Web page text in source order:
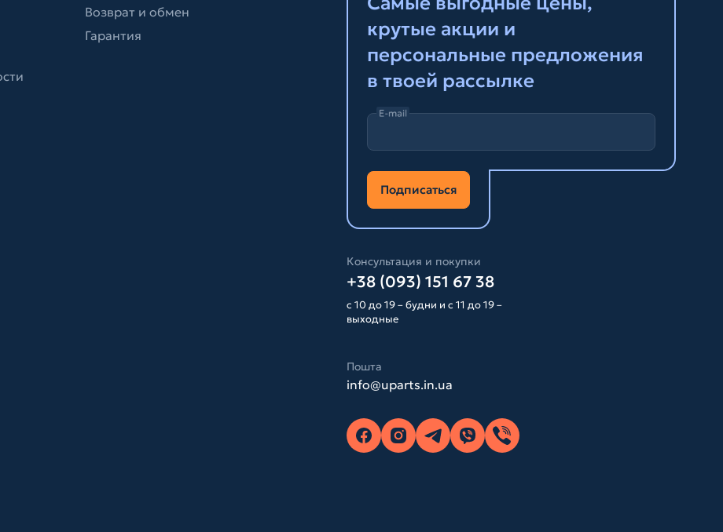
Возврат и обмен
Гарантия
крутые акции и
персональные предложения
в твоей рассылке
E-mail
Подписаться
Консультация и покупки
+38 (093) 151 67 38
с 10 до 19 – будни и с 11 до 19 –
выходные
Пошта
info@uparts.in.ua